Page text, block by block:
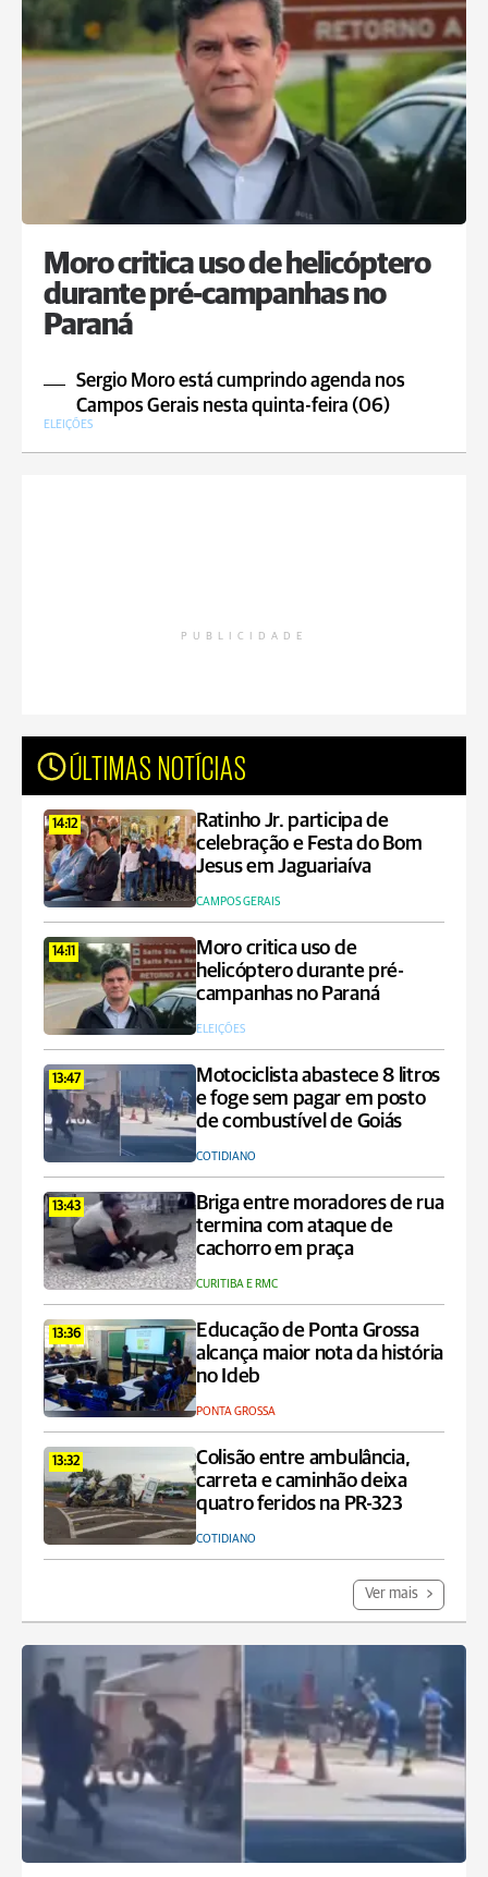
Moro critica uso de helicóptero
durante pré-campanhas no
Paraná
Sergio Moro está cumprindo agenda nos
Campos Gerais nesta quinta-feira (06)
ELEIÇÕES
PUBLICIDADE
ÚLTIMAS NOTÍCIAS
14:12
Ratinho Jr. participa de
celebração e Festa do Bom
Jesus em Jaguariaíva
CAMPOS GERAIS
14:11
Moro critica uso de
helicóptero durante pré-
campanhas no Paraná
ELEIÇÕES
13:47
Motociclista abastece 8 litros
e foge sem pagar em posto
de combustível de Goiás
COTIDIANO
13:43
Briga entre moradores de rua
termina com ataque de
cachorro em praça
CURITIBA E RMC
13:36
Educação de Ponta Grossa
alcança maior nota da história
no Ideb
PONTA GROSSA
13:32
Colisão entre ambulância,
carreta e caminhão deixa
quatro feridos na PR-323
COTIDIANO
Ver mais